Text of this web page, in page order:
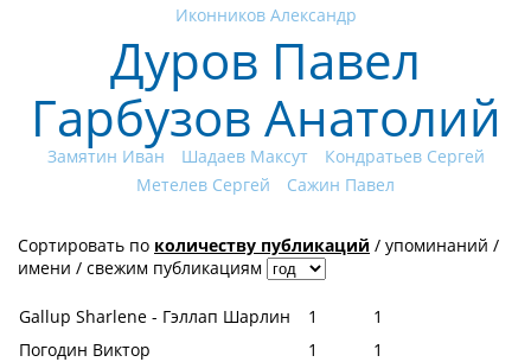
Иконников Александр
Дуров Павел
Гарбузов Анатолий
Замятин Иван Шадаев Максут
Кондратьев Сергей
Метелев Сергей
Сажин Павел
Сортировать по количеству публикаций / упоминаний /
имени / свежим публикациям
Gallup Sharlene - Гэллап Шарлин 1
1
Погодин Виктор
1
1